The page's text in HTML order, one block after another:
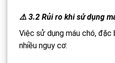
⚠️ 3.2 Rủi ro khi sử dụng
Việc sử dụng máu chó,
nhiều nguy cơ: